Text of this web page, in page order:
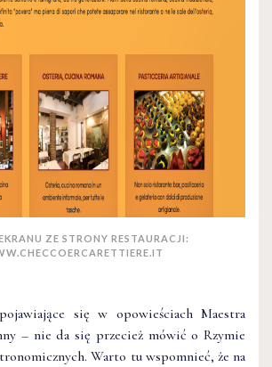
ZE STRONY RESTAURACJI:
się w opowieściach Maestra
– nie da się przecież mówić o Rzymie
Warto tu wspomnieć, że na